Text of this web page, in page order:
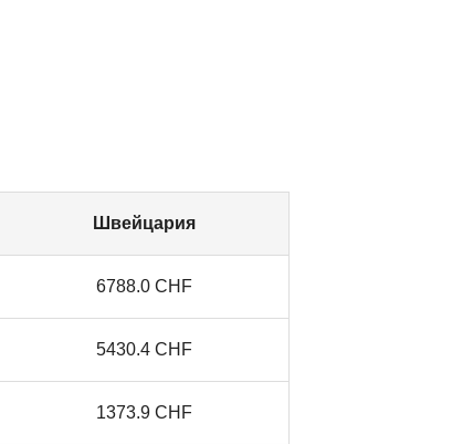
Швейцария
6788.0 CHF
5430.4 CHF
1373.9 CHF